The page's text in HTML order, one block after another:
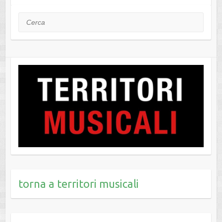
Cerca
torna a territori musicali